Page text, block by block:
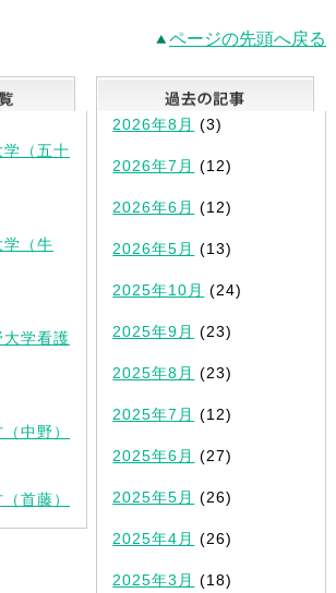
ページの先頭へ戻る
最新記事一覧
（五十
（牛
学看護
中野）
首藤）
2026年8月 (3)
2026年7月 (12)
2026年6月 (12)
2026年5月 (13)
2025年10月 (24)
2025年9月 (23)
2025年8月 (23)
2025年7月 (12)
2025年6月 (27)
2025年5月 (26)
2025年4月 (26)
2025年3月 (18)